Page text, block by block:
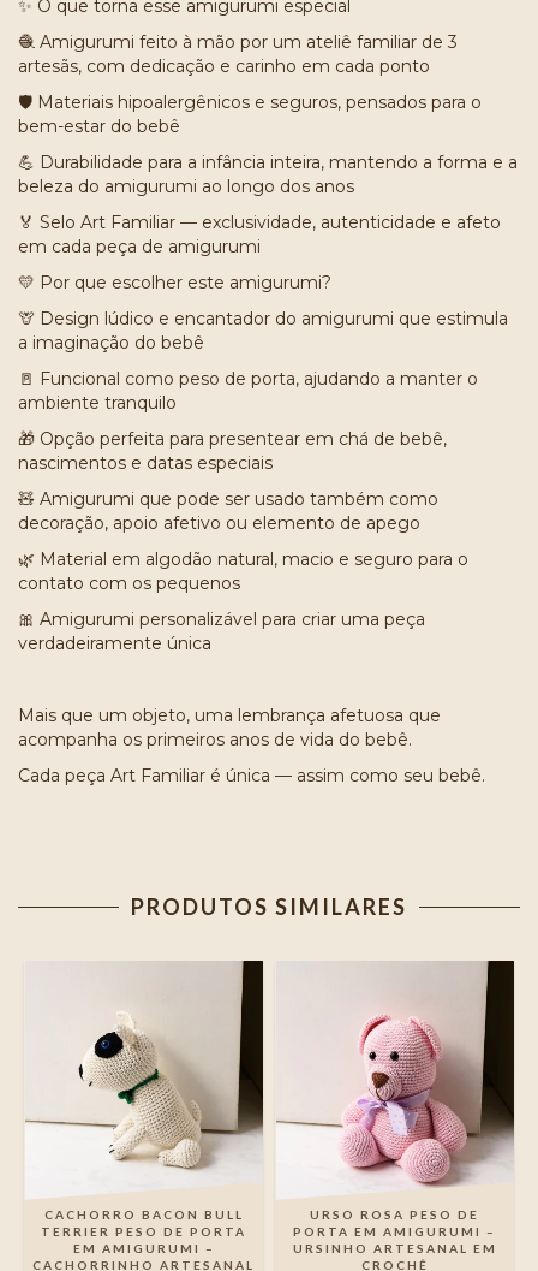
✨ O que torna esse amigurumi especial
🧶 Amigurumi feito à mão por um ateliê familiar de 3
artesãs, com dedicação e carinho em cada ponto
🛡️ Materiais hipoalergênicos e seguros, pensados para o
bem-estar do bebê
💪 Durabilidade para a infância inteira, mantendo a forma e a
beleza do amigurumi ao longo dos anos
🏅 Selo Art Familiar — exclusividade, autenticidade e afeto
em cada peça de amigurumi
💛 Por que escolher este amigurumi?
🦒 Design lúdico e encantador do amigurumi que estimula
a imaginação do bebê
🚪 Funcional como peso de porta, ajudando a manter o
ambiente tranquilo
🎁 Opção perfeita para presentear em chá de bebê,
nascimentos e datas especiais
🧸 Amigurumi que pode ser usado também como
decoração, apoio afetivo ou elemento de apego
🌿 Material em algodão natural, macio e seguro para o
contato com os pequenos
🎀 Amigurumi personalizável para criar uma peça
verdadeiramente única
Mais que um objeto, uma lembrança afetuosa que
acompanha os primeiros anos de vida do bebê.
Cada peça Art Familiar é única — assim como seu bebê.
PRODUTOS SIMILARES
CACHORRO BACON BULL
TERRIER PESO DE PORTA
EM AMIGURUMI –
CACHORRINHO ARTESANAL
URSO ROSA PESO DE
PORTA EM AMIGURUMI –
URSINHO ARTESANAL EM
CROCHÊ